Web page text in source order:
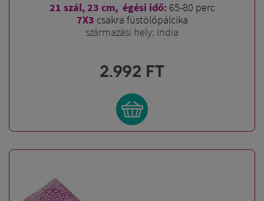
21 szál, 23 cm, égési idő:65-80 perc
7X3 csakra füstölőpálcika
származási hely: India
2.992 FT